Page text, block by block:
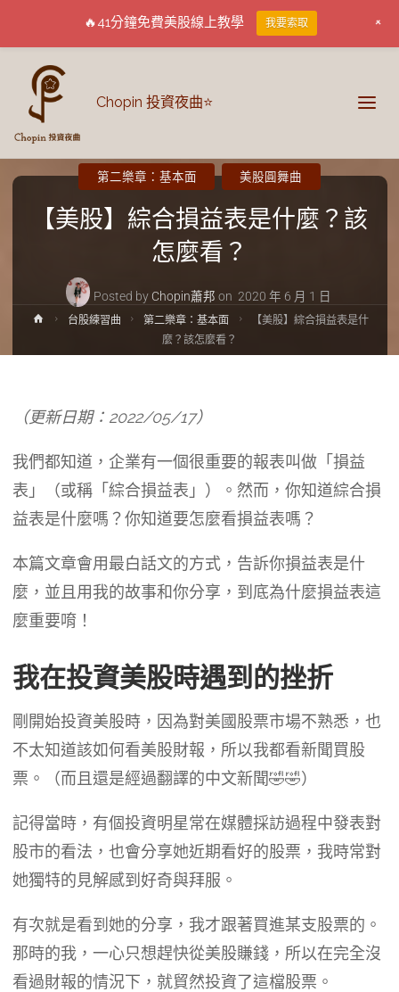
Chopin 投資夜曲⭐
【美股】綜合損益表是什麼？該
怎麼看？
Posted by Chopin蕭邦 on 2020 年 6 月 1 日
第二樂章：基本面 美股圓舞曲
台股練習曲 第二樂章：基本面
【美股】綜合損益表是什
麼？該怎麼看？
（更新日期：2022/05/17）
我們都知道，企業有一個很重要的報表叫做「損益
表」（或稱「綜合損益表」）。然而，你知道綜合損
益表是什麼嗎？你知道要怎麼看損益表嗎？
本篇文章會用最白話文的方式，告訴你損益表是什
麼，並且用我的故事和你分享，到底為什麼損益表這
麼重要唷！
我在投資美股時遇到的挫折
剛開始投資美股時，因為對美國股票市場不熟悉，也
不太知道該如何看美股財報，所以我都看新聞買股
票。（而且還是經過翻譯的中文新聞🤣🤣）
記得當時，有個投資明星常在媒體採訪過程中發表對
股市的看法，也會分享她近期看好的股票，我時常對
她獨特的見解感到好奇與拜服。
有次就是看到她的分享，我才跟著買進某支股票的。
那時的我，一心只想趕快從美股賺錢，所以在完全沒
看過財報的情況下，就貿然投資了這檔股票。
🔥41分鐘免費美股線上教學 我要索取 +